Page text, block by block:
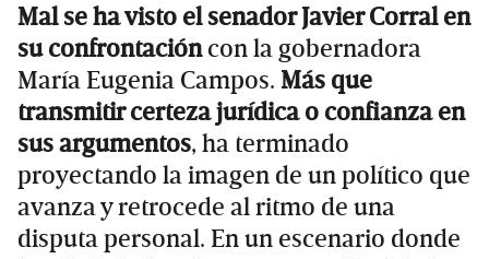
Mal se ha visto el senador Javier Corral en
su confrontacióncon la gobernadora
María Eugenia Campos. Más que
transmitir certeza jurídica o confianza en
sus argumentos, ha terminado
proyectando la imagen de un político que
avanza y retrocede al ritmo de una
disputa personal. En un escenario donde